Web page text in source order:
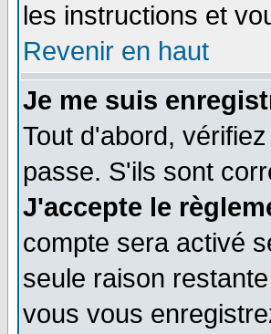
les instructions et
Revenir en haut
Je me suis
Tout d'abord,
passe. S'ils sont
J'accepte le
compte sera activé
seule raison
vous vous